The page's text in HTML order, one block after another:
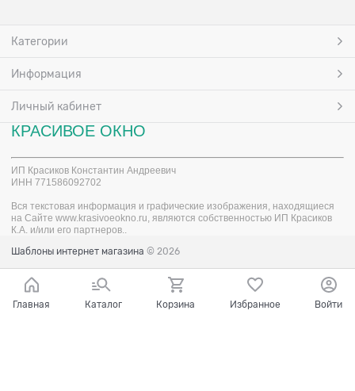
Категории
Информация
Личный кабинет
КРАСИВОЕ ОКНО
ИП Красиков Константин Андреевич
ИНН 771586092702
Вся текстовая информация и графические изображения, находящиеся
на Сайте www.krasivoeokno.ru, являются собственностью ИП Красиков
К.А. и/или его партнеров..
Шаблоны интернет магазина © 2026
Главная Каталог Корзина Избранное Войти